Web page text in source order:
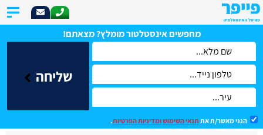
מחפשים אינסטלטור מומלץ? מצאתם!
שליחה
הנני מאשר/ת את תנאי השימושומדיניות הפרטיות.